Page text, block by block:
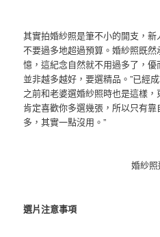
其實拍婚紗照是筆不小的開支，新
不要過多地超過預算。婚紗照既
憶，這紀念自然就不用過多了，優
並非越多越好，要選精品。”已經
之前和老婆選婚紗照時也是這樣
肯定喜歡你多選幾張，所以只有
多，其實一點沒用。”
婚紗照
選片注意事項